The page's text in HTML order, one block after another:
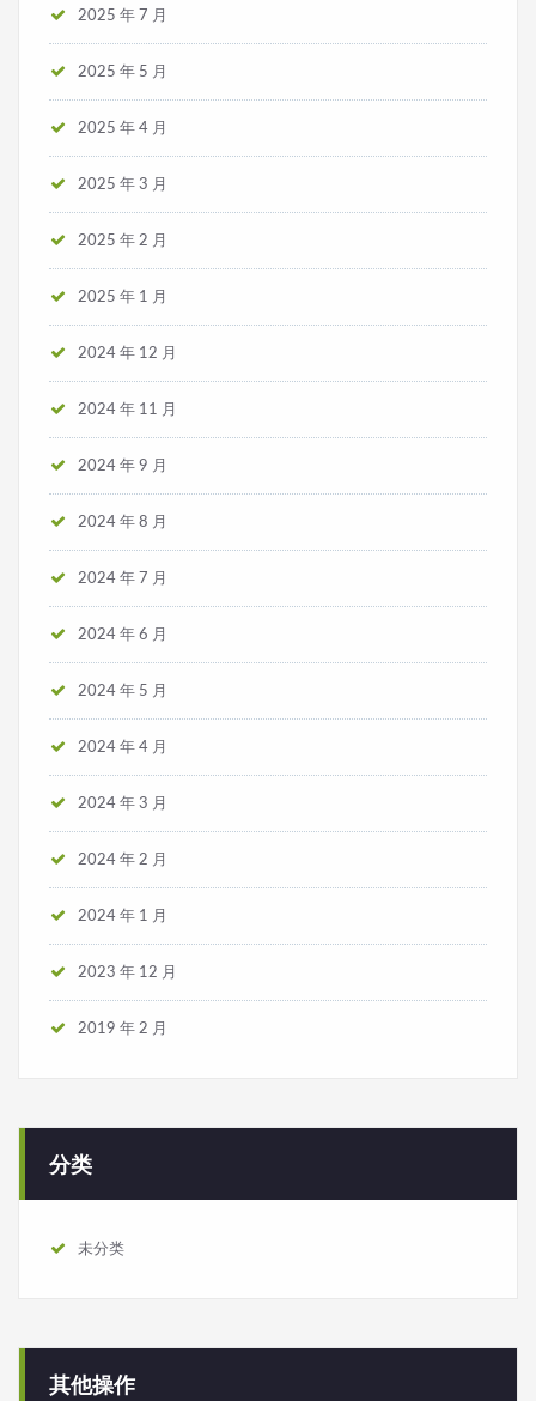
2025 年 7 月
2025 年 5 月
2025 年 4 月
2025 年 3 月
2025 年 2 月
2025 年 1 月
2024 年 12 月
2024 年 11 月
2024 年 9 月
2024 年 8 月
2024 年 7 月
2024 年 6 月
2024 年 5 月
2024 年 4 月
2024 年 3 月
2024 年 2 月
2024 年 1 月
2023 年 12 月
2019 年 2 月
分类
未分类
其他操作